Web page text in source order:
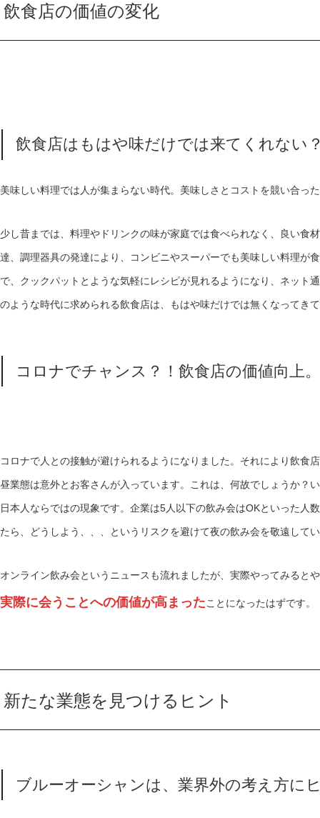
飲食店の価値の変化
飲食店はもはや味だけでは来てくれない
美味しい料理では人が集まらない時代。美味しさとコストを競い合っ
少し昔までは、料理やドリンクの味が家庭では食べられなく、良い食
達、調理器具の発達により、コンビニやスーパーでも美味しい料理が
で、クックパットとような気軽にレシピが見れるようになり、ネット
のような時代に求められる飲食店は、もはや味だけでは無くなってき
コロナでチャンス？！飲食店の価値向上。
コロナで人との接触が避けられるようになりました。それにより飲食
昼業態は意外とお客さんが入っています。これは、何故でしょうか？
日本人ならではの現象です。企業は5人以下の飲み会はOKといった人
たら、どうしよう、、、というリスクを避けて夜の飲み会を敬遠して
オンライン飲み会というニュースも流れましたが、実際やってみると
実際に会うことへの価値が高まったことになったはずです。
新たな業態を見つけるヒント
ブルーオーシャンは、業界外の考え方に